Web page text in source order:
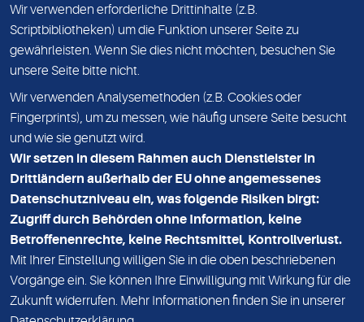
Namen des Fremdlabors mit. Mit der Beauftragung der
Fremdlaborleistung erklären Sie sich mit dieser
Vereinbarung einverstanden.
DATENSCHUTZ
KONTAKT
NEWSLETTER
ADRESSE
MVZ Medizinisches Labor Nord MLN GmbH
Essener Straße 108
22419 Hamburg
Wir verwenden erforderliche Drittinhalte (z.B.
Scriptbibliotheken) um die Funktion unserer Seite zu
gewährleisten. Wenn Sie dies nicht möchten, besuchen Sie
unsere Seite bitte nicht.
Wir verwenden Analysemethoden (z.B. Cookies oder
Fingerprints), um zu messen, wie häufig unsere Seite besucht
und wie sie genutzt wird.
Wir setzen in diesem Rahmen auch Dienstleister in
Drittländern außerhalb der EU ohne angemessenes
Datenschutzniveau ein, was folgende Risiken birgt:
Zugriff durch Behörden ohne Information, keine
Betroffenenrechte, keine Rechtsmittel, Kontrollverlust.
Mit Ihrer Einstellung willigen Sie in die oben beschriebenen
Vorgänge ein. Sie können Ihre Einwilligung mit Wirkung für die
Zukunft widerrufen. Mehr Informationen finden Sie in unserer